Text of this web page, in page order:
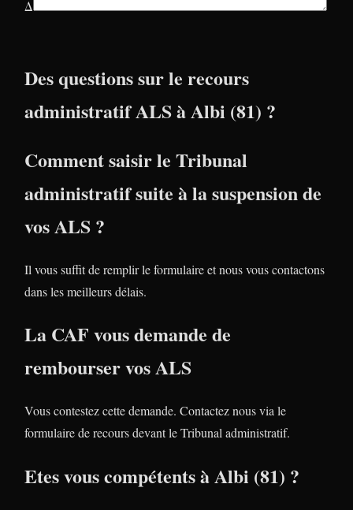
Δ
Des questions sur le recours
administratif ALS à Albi (81) ?
Comment saisir le Tribunal
administratif suite à la suspension de
vos ALS ?
Il vous suffit de remplir le formulaire et nous vous contactons
dans les meilleurs délais.
La CAF vous demande de
rembourser vos ALS
Vous contestez cette demande. Contactez nous via le
formulaire de recours devant le Tribunal administratif.
Etes vous compétents à Albi (81) ?